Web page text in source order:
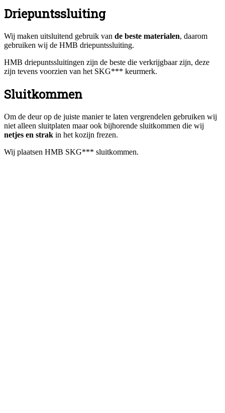
Driepuntssluiting
Wij maken uitsluitend gebruik van de beste materialen, daarom
gebruiken wij de HMB driepuntssluiting.
HMB driepuntssluitingen zijn de beste die verkrijgbaar zijn, deze
zijn tevens voorzien van het SKG*** keurmerk.
Sluitkommen
Om de deur op de juiste manier te laten vergrendelen gebruiken wij
niet alleen sluitplaten maar ook bijhorende sluitkommen die wij
netjes en strak in het kozijn frezen.
Wij plaatsen HMB SKG*** sluitkommen.